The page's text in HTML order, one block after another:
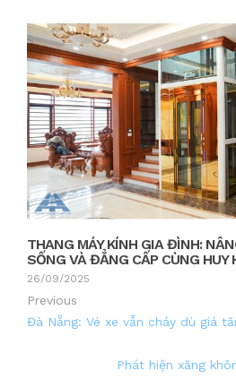
THANG MÁY KÍNH GIA ĐÌNH:
SỐNG VÀ ĐẲNG CẤP CÙNG HUY
26/09/2025
Previous
Đà Nẵng: Vé xe vẫn cháy dù giá
Phát hiện xăng